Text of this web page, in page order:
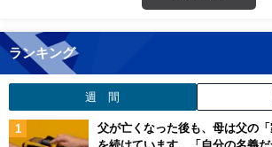
ランキング
週 間
父が亡くなった後も、母は父の
を続けています。「自分の名義